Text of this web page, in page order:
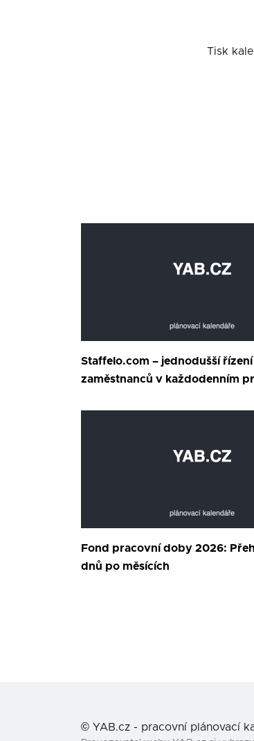
Tisk
Staffelo.com – jednodušší řízení
zaměstnanců v každodenním
Fond pracovní doby 2026:
dnů po měsících
© YAB.cz - pracovní plánovací